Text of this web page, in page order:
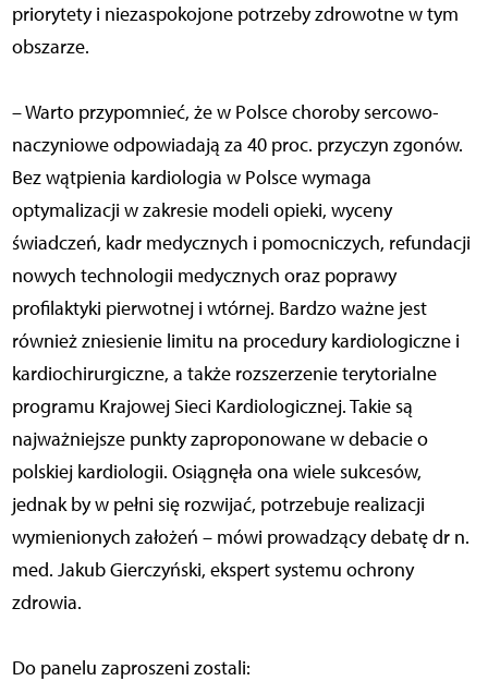
priorytety i niezaspokojone potrzeby zdrowotne w tym
obszarze.
– Warto przypomnieć, że w Polsce choroby sercowo-
naczyniowe odpowiadają za 40 proc. przyczyn zgonów.
Bez wątpienia kardiologia w Polsce wymaga
optymalizacji w zakresie modeli opieki, wyceny
świadczeń, kadr medycznych i pomocniczych, refundacji
nowych technologii medycznych oraz poprawy
profilaktyki pierwotnej i wtórnej. Bardzo ważne jest
również zniesienie limitu na procedury kardiologiczne i
kardiochirurgiczne, a także rozszerzenie terytorialne
programu Krajowej Sieci Kardiologicznej. Takie są
najważniejsze punkty zaproponowane w debacie o
polskiej kardiologii. Osiągnęła ona wiele sukcesów,
jednak by w pełni się rozwijać, potrzebuje realizacji
wymienionych założeń – mówi prowadzący debatę dr n.
med. Jakub Gierczyński, ekspert systemu ochrony
zdrowia.
Do panelu zaproszeni zostali: